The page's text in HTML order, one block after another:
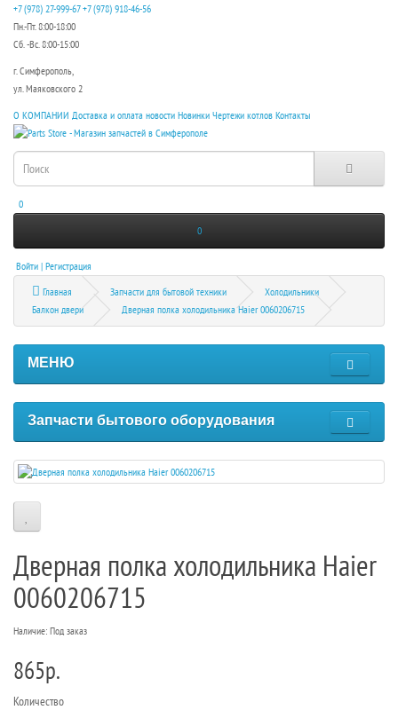
+7 (978) 27-999-67 +7 (978) 918-46-56
Пн.-Пт. 8:00-18:00
Сб. -Вс. 8:00-15:00
г. Симферополь,
ул. Маяковского 2
О КОМПАНИИ Доставка и оплата новости Новинки Чертежи котлов Контакты
0
0
Войти | Регистрация
Главная
Запчасти для бытовой техники
Холодильники
Балкон двери
Дверная полка холодильника Haier 0060206715
МЕНЮ
Запчасти бытового оборудования
Дверная полка холодильника Haier
0060206715
Наличие: Под заказ
865р.
Количество